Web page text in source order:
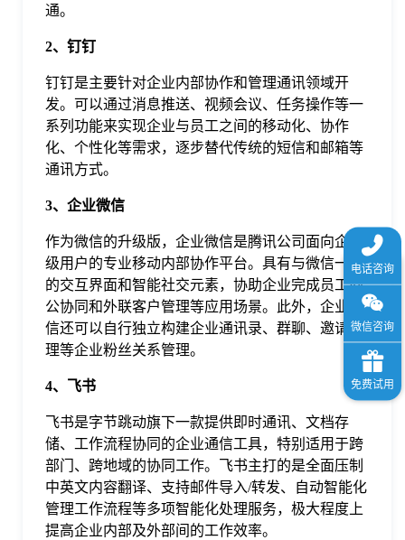
通。
2、钉钉
钉钉是主要针对企业内部协作和管理通讯领域开
发。可以通过消息推送、视频会议、任务操作等一
系列功能来实现企业与员工之间的移动化、协作
化、个性化等需求，逐步替代传统的短信和邮箱等
通讯方式。
3、企业微信
作为微信的升级版，企业微信是腾讯公司面向企业
级用户的专业移动内部协作平台。具有与微信一致
的交互界面和智能社交元素，协助企业完成员工办
公协同和外联客户管理等应用场景。此外，企业微
信还可以自行独立构建企业通讯录、群聊、邀请管
理等企业粉丝关系管理。
4、飞书
飞书是字节跳动旗下一款提供即时通讯、文档存
储、工作流程协同的企业通信工具，特别适用于跨
部门、跨地域的协同工作。飞书主打的是全面压制
中英文内容翻译、支持邮件导入/转发、自动智能化
管理工作流程等多项智能化处理服务，极大程度上
提高企业内部及外部间的工作效率。